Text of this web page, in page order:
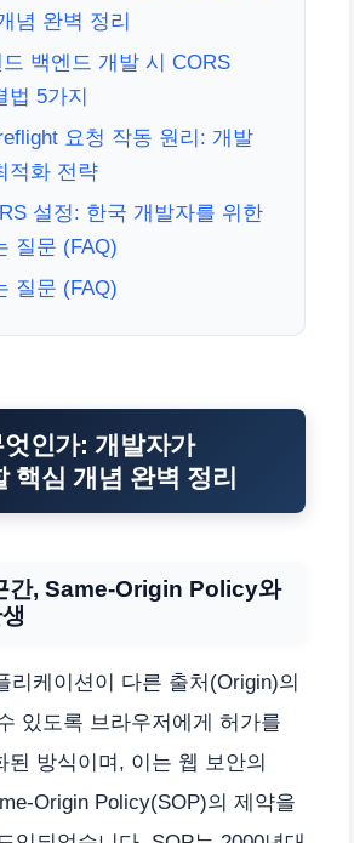
념 완벽 정리
백엔드 개발 시 CORS
법 5가지
요청 작동 원리: 개발
적화 전략
설정: 한국 개발자를 위한
질문 (FAQ)
질문 (FAQ)
인가: 개발자가
핵심 개념 완벽 정리
간, Same-Origin Policy와
리케이션이 다른 출처(Origin)의
있도록 브라우저에게 허가를
된 방식이며, 이는 웹 보안의
Origin Policy(SOP)의 제약을